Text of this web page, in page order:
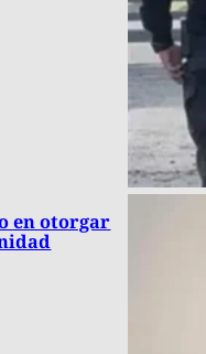
en otorgar